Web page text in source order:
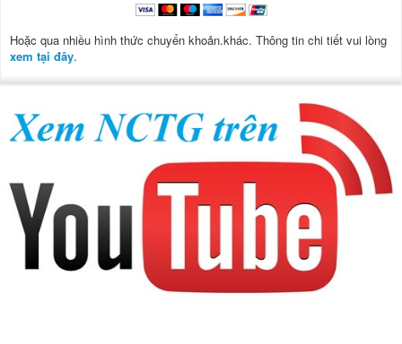
Hoặc qua nhiều hình thức chuyển khoản.khác. Thông tin chi tiết vui lòng
xem tại đây.